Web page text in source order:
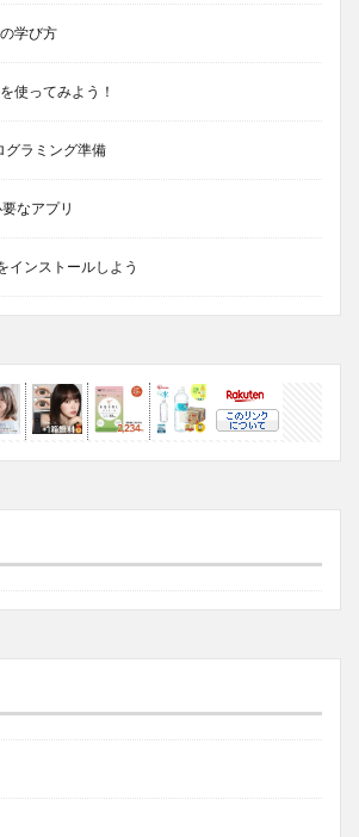
学び方
使ってみよう！
グラミング準備
なアプリ
インストールしよう